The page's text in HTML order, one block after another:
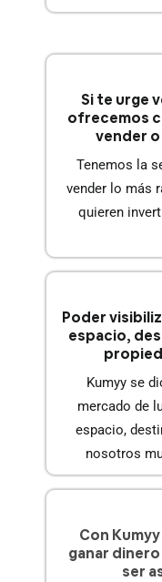
Si te urge
ofrecemos
vender
Tenemos la
vender lo más
quieren
Poder
espacio,
Kumyy se
mercado de
espacio,
nosotros
Con
ganar
ser